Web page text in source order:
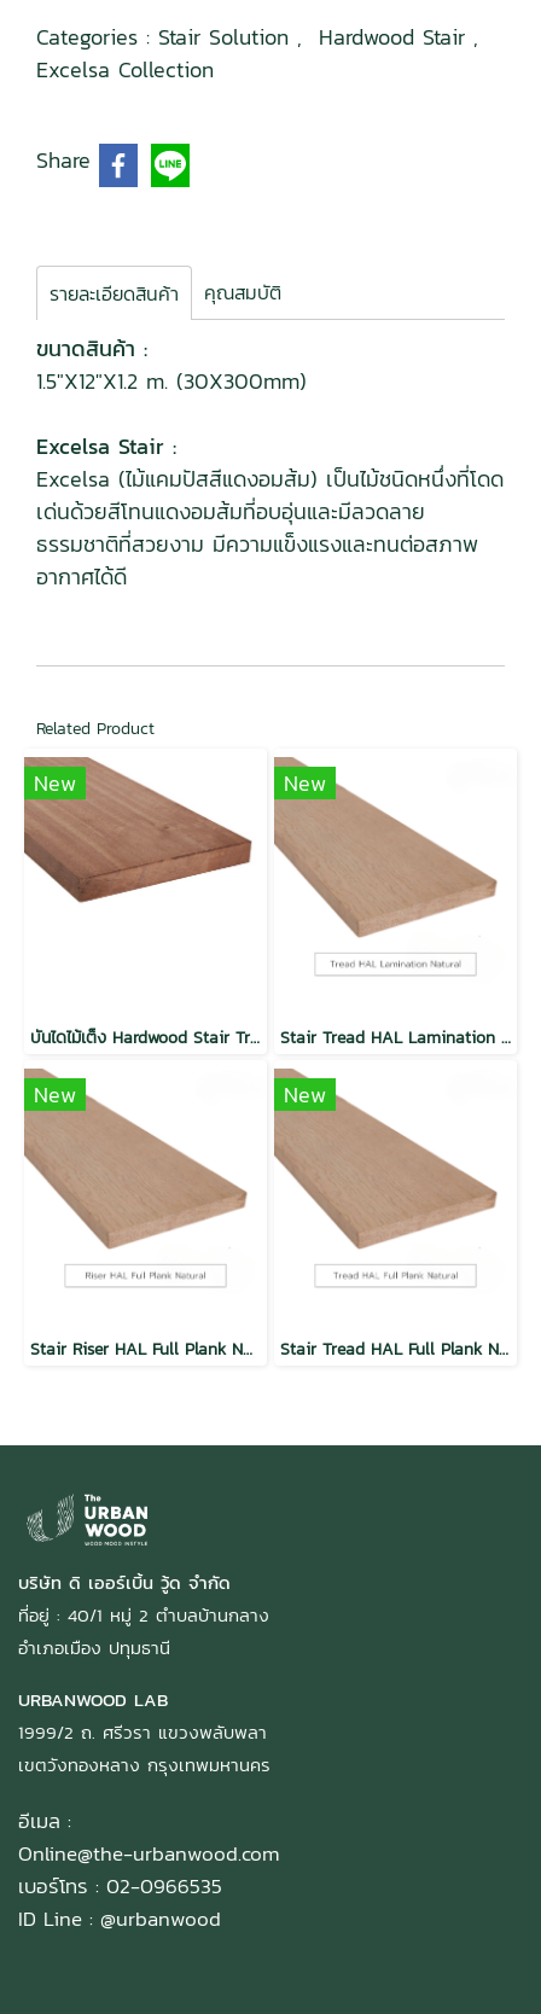
Categories : Stair Solution , Hardwood Stair ,
Excelsa Collection
Share
รายละเอียดสินค้า คุณสมบัติ
ขนาดสินค้า :
1.5"X12"X1.2 m. (30X300mm)
Excelsa Stair :
Excelsa (ไม้แคมปัสสีแดงอมส้ม) เป็นไม้ชนิดหนึ่งที่โดด
เด่นด้วยสีโทนแดงอมส้มที่อบอุ่นและมีลวดลาย
ธรรมชาติที่สวยงาม มีความแข็งแรงและทนต่อสภาพ
อากาศได้ดี
Related Product
New
บันไดไม้เต็ง Hardwood Stair Tread BALAU
New
Stair Tread HAL Lamination Natural Dura Plus Wood
New
Stair Riser HAL Full Plank Natural Dura Plus Wood
New
Stair Tread HAL Full Plank Natural Dura Plus Wood
บริษัท ดิ เออร์เบิ้น วู้ด จำกัด
ที่อยู่ : 40/1 หมู่ 2 ตำบลบ้านกลาง
อำเภอเมือง ปทุมธานี
URBANWOOD LAB
1999/2 ถ. ศรีวรา แขวงพลับพลา
เขตวังทองหลาง กรุงเทพมหานคร
อีเมล :
Online@the-urbanwood.com
เบอร์โทร : 02-0966535
ID Line : @urbanwood